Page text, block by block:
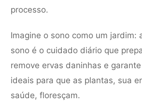
processo.
Imagine o sono como um jardim:
sono é o cuidado diário que
remove ervas daninhas e
ideais para que as plantas, sua
saúde, floresçam.